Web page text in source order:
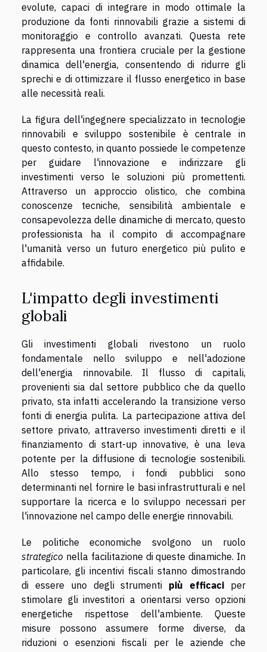
evolute, capaci di integrare in modo ottimale la
produzione da fonti rinnovabili grazie a sistemi di
monitoraggio e controllo avanzati. Questa rete
rappresenta una frontiera cruciale per la gestione
dinamica dell'energia, consentendo di ridurre gli
sprechi e di ottimizzare il flusso energetico in base
alle necessità reali.
La figura dell'ingegnere specializzato in tecnologie
rinnovabili e sviluppo sostenibile è centrale in
questo contesto, in quanto possiede le competenze
per guidare l'innovazione e indirizzare gli
investimenti verso le soluzioni più promettenti.
Attraverso un approccio olistico, che combina
conoscenze tecniche, sensibilità ambientale e
consapevolezza delle dinamiche di mercato, questo
professionista ha il compito di accompagnare
l'umanità verso un futuro energetico più pulito e
affidabile.
L'impatto degli investimenti
globali
Gli investimenti globali rivestono un ruolo
fondamentale nello sviluppo e nell'adozione
dell'energia rinnovabile. Il flusso di capitali,
provenienti sia dal settore pubblico che da quello
privato, sta infatti accelerando la transizione verso
fonti di energia pulita. La partecipazione attiva del
settore privato, attraverso investimenti diretti e il
finanziamento di start-up innovative, è una leva
potente per la diffusione di tecnologie sostenibili.
Allo stesso tempo, i fondi pubblici sono
determinanti nel fornire le basi infrastrutturali e nel
supportare la ricerca e lo sviluppo necessari per
l'innovazione nel campo delle energie rinnovabili.
Le politiche economiche svolgono un ruolo
strategico nella facilitazione di queste dinamiche. In
particolare, gli incentivi fiscali stanno dimostrando
di essere uno degli strumenti più efficaci per
stimolare gli investitori a orientarsi verso opzioni
energetiche rispettose dell'ambiente. Queste
misure possono assumere forme diverse, da
riduzioni o esenzioni fiscali per le aziende che